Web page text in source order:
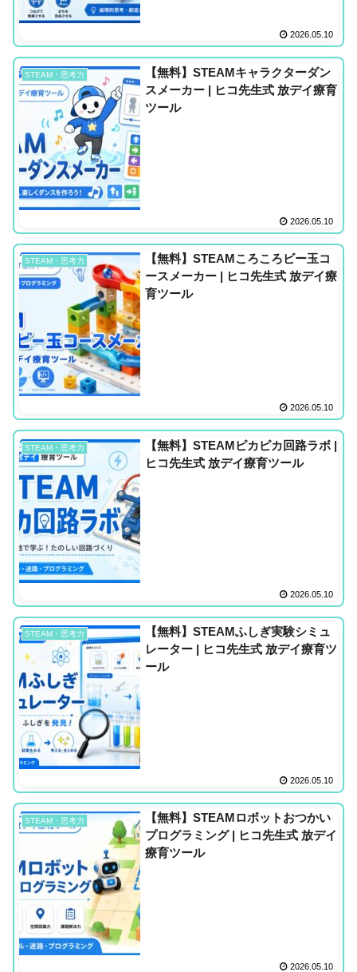
2026.05.10
STEAM・思考力
【無料】STEAMキャラクターダン
スメーカー | ヒコ先生式 放デイ療育
ツール
2026.05.10
STEAM・思考力
【無料】STEAMころころビー玉コ
ースメーカー | ヒコ先生式 放デイ療
育ツール
2026.05.10
STEAM・思考力
【無料】STEAMピカピカ回路ラボ |
ヒコ先生式 放デイ療育ツール
2026.05.10
STEAM・思考力
【無料】STEAMふしぎ実験シミュ
レーター | ヒコ先生式 放デイ療育ツ
ール
2026.05.10
STEAM・思考力
【無料】STEAMロボットおつかい
プログラミング | ヒコ先生式 放デイ
療育ツール
2026.05.10